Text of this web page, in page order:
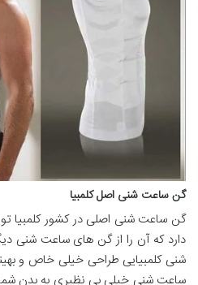
گن ساعت شنی اصل کلمبیا
گن ساعت شنی اصلی در کشور کلمبیا
دارد که آن را از گن های ساعت شنی
شنی کلمبیایی طراحی خیلی خاص و
ساعت شنی خیلی بی نظیری به بدن